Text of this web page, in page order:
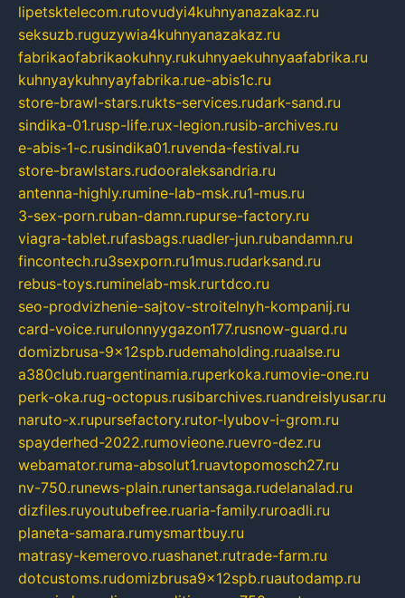
lipetsktelecom.rutovudyi4kuhnyanazakaz.ru
seksuzb.ruguzywia4kuhnyanazakaz.ru
fabrikaofabrikaokuhny.rukuhnyaekuhnyaafabrika.ru
kuhnyaykuhnyayfabrika.rue-abis1c.ru
store-brawl-stars.rukts-services.rudark-sand.ru
sindika-01.rusp-life.rux-legion.rusib-archives.ru
e-abis-1-c.rusindika01.ruvenda-festival.ru
store-brawlstars.rudooraleksandria.ru
antenna-highly.rumine-lab-msk.ru1-mus.ru
3-sex-porn.ruban-damn.rupurse-factory.ru
viagra-tablet.rufasbags.ruadler-jun.rubandamn.ru
fincontech.ru3sexporn.ru1mus.rudarksand.ru
rebus-toys.ruminelab-msk.rurtdco.ru
seo-prodvizhenie-sajtov-stroitelnyh-kompanij.ru
card-voice.rurulonnyygazon177.rusnow-guard.ru
domizbrusa-9x12spb.rudemaholding.ruaalse.ru
a380club.ruargentinamia.ruperkoka.rumovie-one.ru
perk-oka.rug-octopus.rusibarchives.ruandreislyusar.ru
naruto-x.rupursefactory.rutor-lyubov-i-grom.ru
spayderhed-2022.rumovieone.ruevro-dez.ru
webamator.ruma-absolut1.ruavtopomosch27.ru
nv-750.runews-plain.runertansaga.rudelanalad.ru
dizfiles.ruyoutubefree.ruaria-family.ruroadli.ru
planeta-samara.rumysmartbuy.ru
matrasy-kemerovo.ruashanet.rutrade-farm.ru
dotcustoms.rudomizbrusa9x12spb.ruautodamp.ru